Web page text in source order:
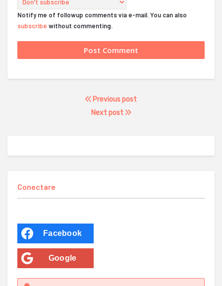
Notify me of followup comments via e-mail. You can also
subscribe without commenting.
Previous post
Next post
Conectare
Facebook
Google